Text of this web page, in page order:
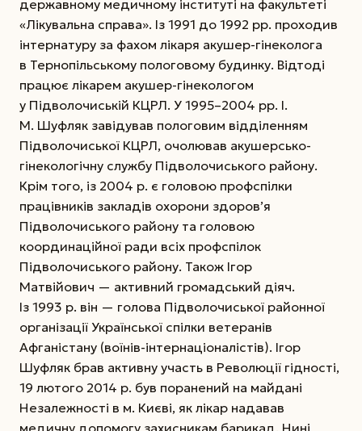
державному медичному інституті на факультеті
«Лікувальна справа». Із 1991 до 1992 рр. проходив
інтернатуру за фахом лікаря акушер-гінеколога
в Тернопільському пологовому будинку. Відтоді
працює лікарем акушер-гінекологом
у Підволочиській КЦРЛ. У 1995–2004 рр. І.
М. Шуфляк завідував пологовим відділенням
Підволочиської КЦРЛ, очолював акушерсько-
гінекологічну службу Підволочиського району.
Крім того, із 2004 р. є головою профспілки
працівників закладів охорони здоров’я
Підволочиського району та головою
координаційної ради всіх профспілок
Підволочиського району. Також Ігор
Матвійович — активний громадський діяч.
Із 1993 р. він — голова Підволочиської районної
організації Української спілки ветеранів
Афганістану (воїнів-інтернаціоналістів). Ігор
Шуфляк брав активну участь в Революції гідності,
19 лютого 2014 р. був поранений на майдані
Незалежності в м. Києві, як лікар надавав
медичну допомогу захисникам барикад. Нині